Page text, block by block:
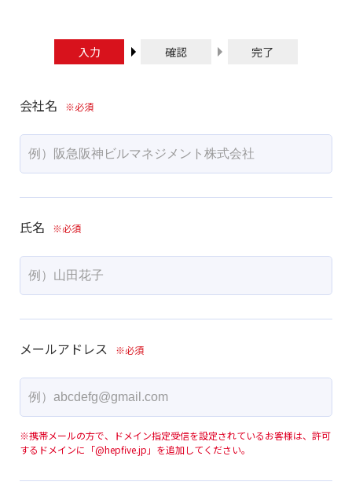
入力 確認 完了
会社名
氏名
メールアドレス
※携帯メールの方で、ドメイン指定受信を設定されているお客様は、許可
するドメインに「@hepfive.jp」を追加してください。